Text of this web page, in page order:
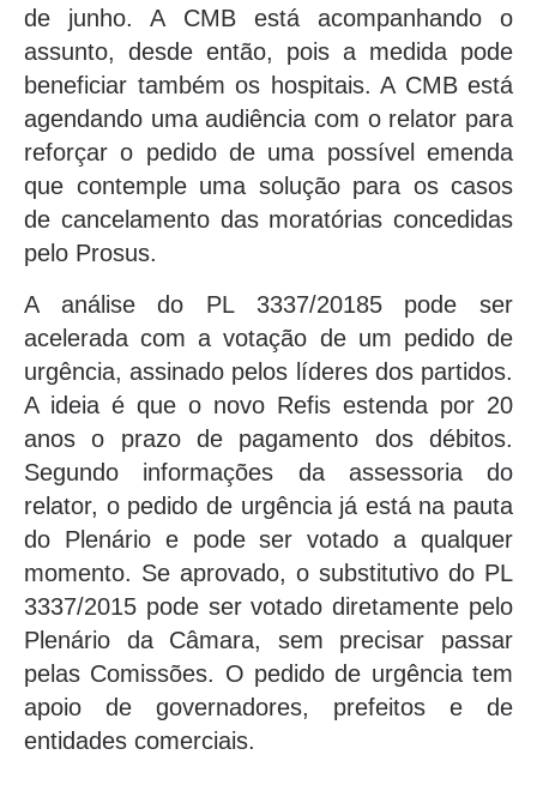
de junho. A CMB está acompanhando o
assunto, desde então, pois a medida pode
beneficiar também os hospitais. A CMB está
agendando uma audiência com o relator para
reforçar o pedido de uma possível emenda
que contemple uma solução para os casos
de cancelamento das moratórias concedidas
pelo Prosus.
A análise do PL 3337/20185 pode ser
acelerada com a votação de um pedido de
urgência, assinado pelos líderes dos partidos.
A ideia é que o novo Refis estenda por 20
anos o prazo de pagamento dos débitos.
Segundo informações da assessoria do
relator, o pedido de urgência já está na pauta
do Plenário e pode ser votado a qualquer
momento. Se aprovado, o substitutivo do PL
3337/2015 pode ser votado diretamente pelo
Plenário da Câmara, sem precisar passar
pelas Comissões. O pedido de urgência tem
apoio de governadores, prefeitos e de
entidades comerciais.